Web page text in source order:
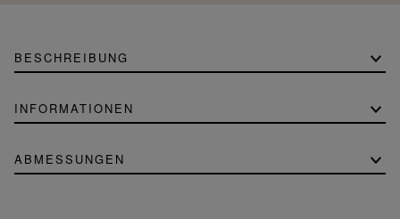
BESCHREIBUNG
INFORMATIONEN
ABMESSUNGEN